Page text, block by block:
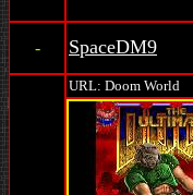
- SpaceDM9
URL: Doom World